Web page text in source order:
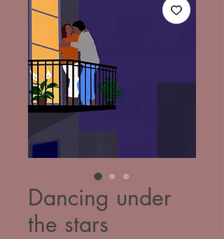
Dancing under
the stars